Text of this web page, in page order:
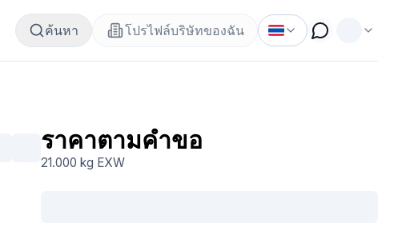
ค้นหา โปรไฟล์บริษัทของฉัน
ราคาตามคำขอ
21.000 kg EXW